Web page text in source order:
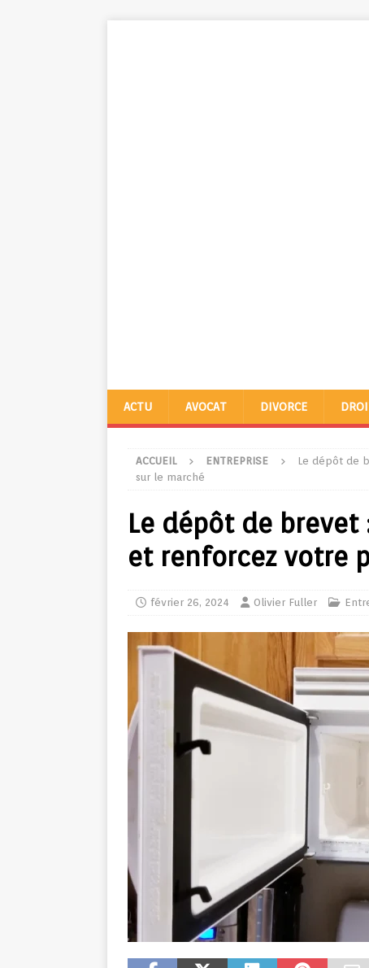
ACTU AVOCAT DIVORCE
ACCUEIL ENTREPRISE
Le dépôt de
sur le marché
Le dépôt de
et renforcez votre
février 26, 2024 Olivier Fuller